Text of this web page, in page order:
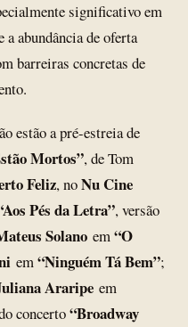
significativo em
a abundância de oferta
barreiras concretas de
estão a pré-estreia de
Mortos”, de Tom
Feliz, noNu Cine
Pés da Letra”, versão
Solano em“O
em“Ninguém Tá Bem”;
Araripe em
concerto“Broadway